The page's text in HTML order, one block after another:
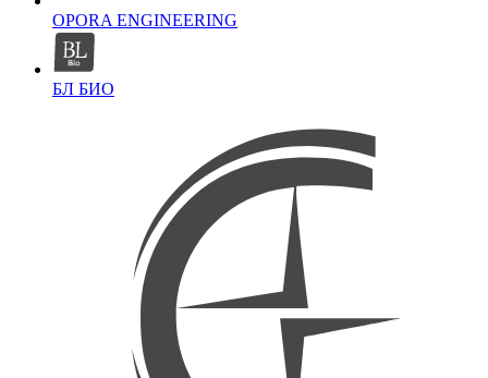
OPORA ENGINEERING
БЛ БИО